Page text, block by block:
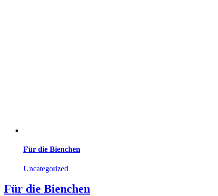
Für die Bienchen
Uncategorized
Für die Bienchen